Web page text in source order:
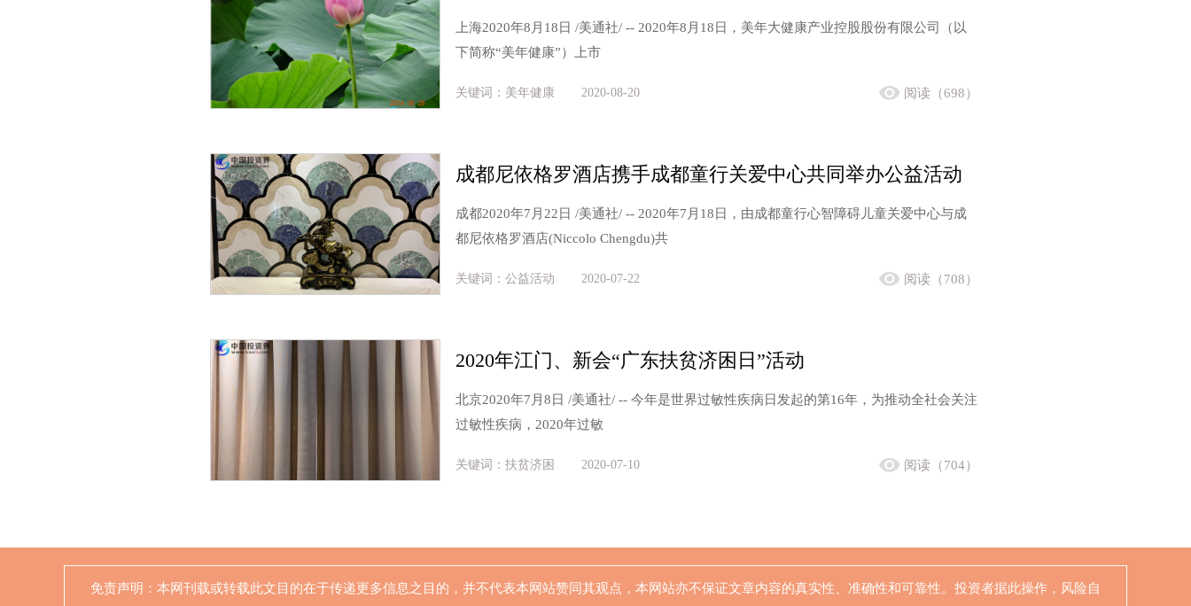
上海2020年8月18日 /美通社/ -- 2020年8月18日，美年大健康产业控股股份有限公司（以
下简称“美年健康”）上市
关键词：美年健康 2020-08-20 阅读（698）
成都尼依格罗酒店携手成都童行关爱中心共同举办公益活动
成都2020年7月22日 /美通社/ -- 2020年7月18日，由成都童行心智障碍儿童关爱中心与成
都尼依格罗酒店(Niccolo Chengdu)共
关键词：公益活动 2020-07-22 阅读（708）
2020年江门、新会“广东扶贫济困日”活动
北京2020年7月8日 /美通社/ -- 今年是世界过敏性疾病日发起的第16年，为推动全社会关注
过敏性疾病，2020年过敏
关键词：扶贫济困 2020-07-10 阅读（704）
免责声明：本网刊载或转载此文目的在于传递更多信息之目的，并不代表本网站赞同其观点，本网站亦不保证文章内容的真实性、准确性和可靠性。投资者据此操作，风险自